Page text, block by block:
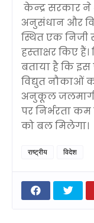
केन्‍द्र सरकार ने
अनुसंधान और
स्थित एक निजी
हस्‍ताक्षर किए हैं।
बताया है कि इस
विद्युत नौकाओं
अनुकूल जलमार्ग
पर निर्भरता
को बल मिलेगा।
राष्ट्रीय विदेश